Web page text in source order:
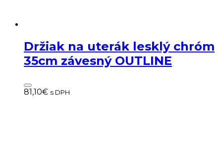
Držiak na uterák lesklý chróm
35cm závesný OUTLINE
81,10€ s DPH